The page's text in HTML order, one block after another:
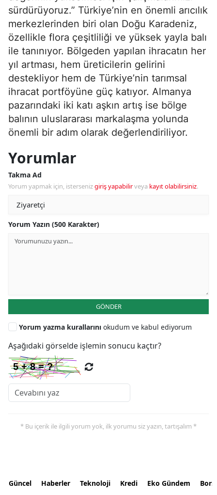
sürdürüyoruz.” Türkiye’nin en önemli arıcılık
merkezlerinden biri olan Doğu Karadeniz,
özellikle flora çeşitliliği ve yüksek yayla balı
ile tanınıyor. Bölgeden yapılan ihracatın her
yıl artması, hem üreticilerin gelirini
destekliyor hem de Türkiye’nin tarımsal
ihracat portföyüne güç katıyor. Almanya
pazarındaki iki katı aşkın artış ise bölge
balının uluslararası markalaşma yolunda
önemli bir adım olarak değerlendiriliyor.
Yorumlar
Takma Ad
Yorum yapmak için, istersenizgiriş yapabilirveya kayıt olabilirsiniz.
Yorum Yazın (500 Karakter)
GÖNDER
Yorum yazma kurallarını okudum ve kabul ediyorum
Aşağıdaki görselde işlemin sonucu kaçtır?
* Bu içerik ile ilgili yorum yok, ilk yorumu siz yazın, tartışalım *
Güncel Haberler Teknoloji Kredi Eko Gündem